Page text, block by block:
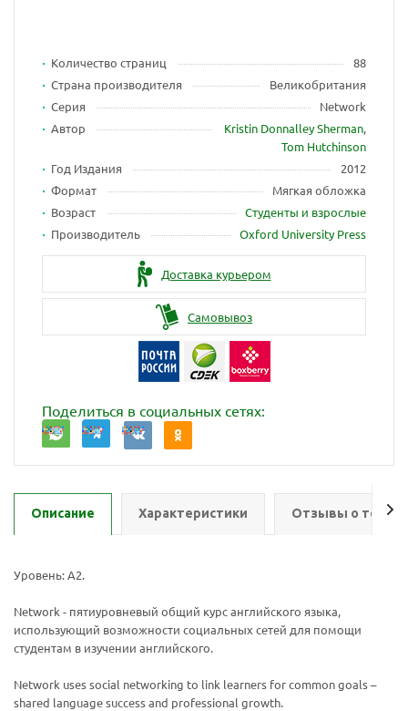
Количество страниц
88
Страна производителя
Великобритания
Серия
Network
Автор
Kristin Donnalley Sherman,
Tom Hutchinson
Год Издания
2012
Формат
Мягкая обложка
Возраст
Студенты и взрослые
Производитель
Oxford University Press
Доставка курьером
Самовывоз
Поделиться в социальных сетях:
Описание Характеристики Отзывы о
Уровень: А2.
Network - пятиуровневый общий курс английского языка,
использующий возможности социальных сетей для помощи
студентам в изучении английского.
Network uses social networking to link learners for common goals –
shared language success and professional growth.